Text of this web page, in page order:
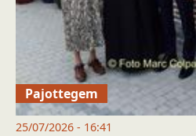
Pajottegem
25/07/2026 - 16:41